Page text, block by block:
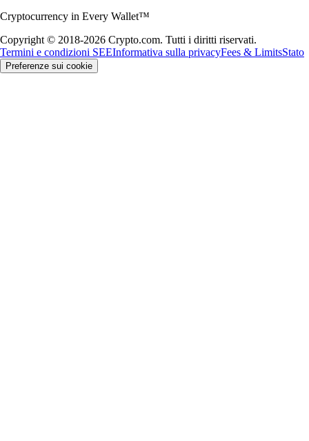
Cryptocurrency in Every Wallet™
Copyright © 2018-2026 Crypto.com. Tutti i diritti riservati.
Termini e condizioni SEEInformativa sulla privacyFees & LimitsStato
Preferenze sui cookie